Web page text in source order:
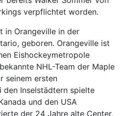
verpflichtet worden.
in Orangeville in der
geboren. Orangeville ist
Eishockeymetropole
NHL-Team der Maple
seinem ersten
den Inselstädtern spielte
und den USA
der 24 Jahre alte Center,